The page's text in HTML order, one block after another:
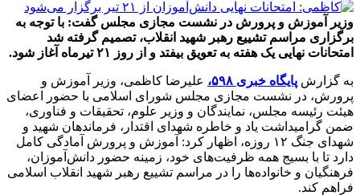
وزیر آموزش و پرورش در نشست مجازی مجلس گفت: با توجه به
برگزاری مراسم تشییع رهبر شهید انقلاب، تصمیم گرفته شد
امتحانات نهایی یک هفته به تعویق بیفتد و از روز ۲۱ تیرماه آغاز شود.
به گزارش پایگاه خبری ۵۹۸،
علیرضا کاظمی، وزیر آموزش و
پرورش، در نشست مجازی مجلس شورای اسلامی با حضور اعضای
هیئت رئیسه مجلس، نمایندگان و وزیر علوم، تحقیقات و فناوری،
ضمن گرامیداشت یاد و خاطره شهدای اقتدار، فرماندهان شهید و
شهدای جنگ ۱۲ روزه، اظهار کرد: آموزش و پرورش آمادگی کامل
دارد تا با بسیج همه ظرفیت‌های خود، زمینه حضور دانش‌آموزان،
فرهنگیان و خانواده‌ها را در مراسم تشییع رهبر شهید انقلاب اسلامی
فراهم کند.